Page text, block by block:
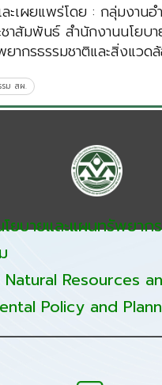
ะเผยแพร่โดย : กลุ่มงานอ
ชาสัมพันธ์ สำนักงานนโยบ
ยากรธรรมชาติและสิ่งแวด
รม สผ.
ยบายและแผนทรัพยาก
Resources
Policy and